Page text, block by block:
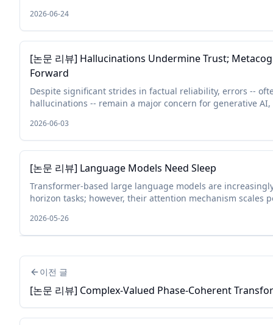
2026-06-24
[논문 리뷰] Hallucinations Undermine Trust;
Forward
Despite significant strides in factual reliability, errors --
hallucinations -- remain a major concern for generative AI,
2026-06-03
[논문 리뷰] Language Models Need Sleep
Transformer-based large language models are
horizon tasks; however, their attention mechanism scales
2026-05-26
이전 글
[논문 리뷰] Complex-Valued Phase-Coherent